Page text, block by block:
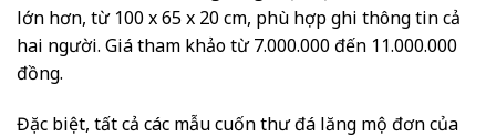
lớn hơn, từ 100 x 65 x 20 cm, phù hợp ghi thông tin cả
hai người. Giá tham khảo từ 7.000.000 đến 11.000.000
đồng.
Đặc biệt, tất cả các mẫu cuốn thư đá lăng mộ đơn của